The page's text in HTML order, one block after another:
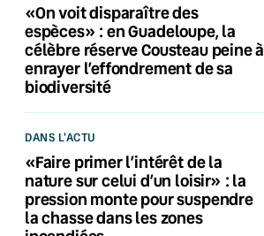
«On voit disparaître des
espèces» : en Guadeloupe, la
célèbre réserve Cousteau peine à
enrayer l’effondrement de sa
biodiversité
DANS L'ACTU
«Faire primer l’intérêt de la
nature sur celui d’un loisir» : la
pression monte pour suspendre
la chasse dans les zones